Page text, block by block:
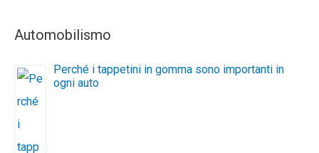
Automobilismo
Perché i tappetini in gomma sono importanti in
ogni auto